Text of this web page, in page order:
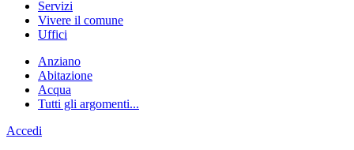
Servizi
Vivere il comune
Uffici
Anziano
Abitazione
Acqua
Tutti gli argomenti...
Accedi